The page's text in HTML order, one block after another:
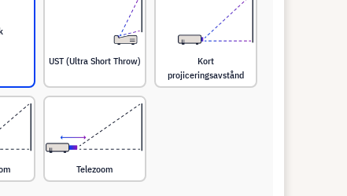
UST (Ultra Short Throw)
Kort
projiceringsavstånd
Telezoom